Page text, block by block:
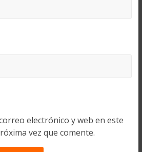
electrónico y web en este
vez que comente.